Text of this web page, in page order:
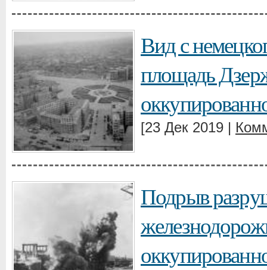
Вид с
площадь
[23 Дек 2019 |
Подрыв